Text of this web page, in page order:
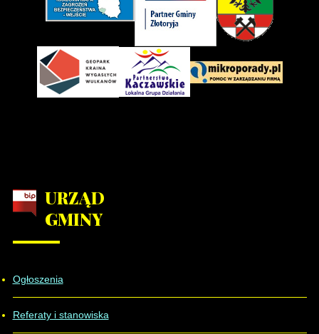
URZĄD
GMINY
Ogłoszenia
Referaty i stanowiska